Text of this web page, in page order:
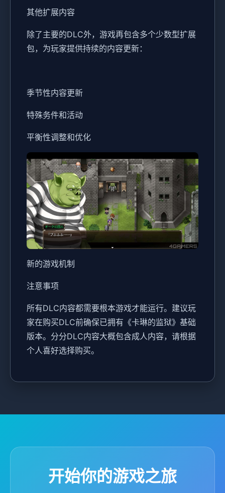
其他扩展内容
除了主要的DLC外，游戏再包含多个少数型扩展
包，为玩家提供持续的内容更新：
季节性内容更新
特殊务件和活动
平衡性调整和优化
新的游戏机制
注意事项
所有DLC内容都需要根本游戏才能运行。建议玩
家在购买DLC前确保已拥有《卡琳的监狱》基础
版本。分分DLC内容大概包含成人内容，请根据
个人喜好选择购买。
开始你的游戏之旅